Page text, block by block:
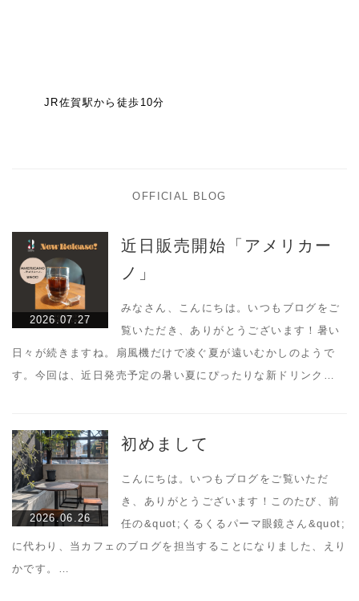
JR佐賀駅から徒歩10分
OFFICIAL BLOG
2026.07.27
近日販売開始「アメリカー
ノ」
みなさん、こんにちは。いつもブログをご
覧いただき、ありがとうございます！暑い
日々が続きますね。扇風機だけで凌ぐ夏が遠いむかしのようで
す。今回は、近日発売予定の暑い夏にぴったりな新ドリンク…
2026.06.26
初めまして
こんにちは。いつもブログをご覧いただ
き、ありがとうございます！このたび、前
任の&quot;くるくるパーマ眼鏡さん&quot;
に代わり、当カフェのブログを担当することになりました、えり
かです。…